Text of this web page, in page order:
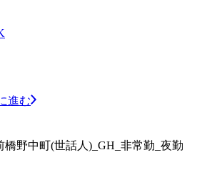
進む
野中町(世話人)_GH_非常勤_夜勤